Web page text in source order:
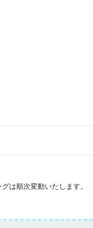
は順次変動いたします。